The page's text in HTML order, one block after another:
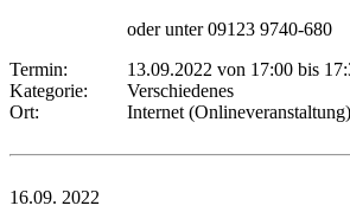
oder unter 09123 9740-680
Termin:
13.09.2022 von 17:00 bis
Kategorie:
Verschiedenes
Ort:
Internet (Onlineveranstaltung)
16.09. 2022